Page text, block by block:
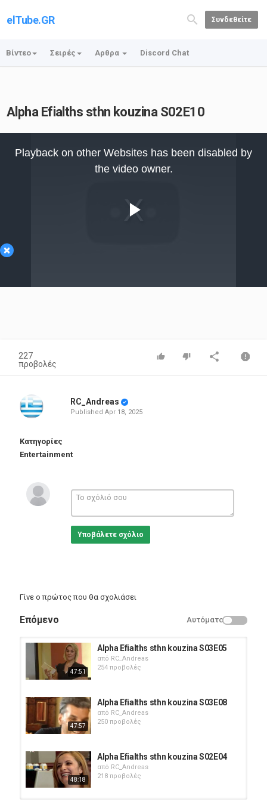
elTube.GR Συνδεθείτε
Βίντεο Σειρές Αρθρα Discord Chat
Alpha Efialths sthn kouzina S02E10
×
Video
Playback on other Websites has been disabled by
the video owner.
227
προβολές
RC_Andreas
Published Apr 18, 2025
Κατηγορίες
Entertainment
Υποβάλετε σχόλιο
Γίνε ο πρώτος που θα σχολιάσει
Επόμενο Αυτόματο
47:51
Alpha Efialths sthn kouzina S03E05
από RC_Andreas
254 προβολές
47:57
Alpha Efialths sthn kouzina S03E08
από RC_Andreas
250 προβολές
48:18
Alpha Efialths sthn kouzina S02E04
από RC_Andreas
218 προβολές